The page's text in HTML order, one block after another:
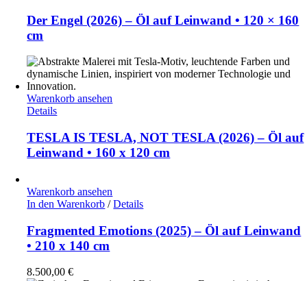
Der Engel (2026) – Öl auf Leinwand • 120 × 160
cm
Warenkorb ansehen
Details
TESLA IS TESLA, NOT TESLA (2026) – Öl auf
Leinwand • 160 x 120 cm
Warenkorb ansehen
In den Warenkorb / Details
Fragmented Emotions (2025) – Öl auf Leinwand
• 210 x 140 cm
8.500,00€